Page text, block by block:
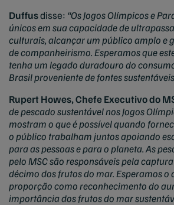
Duffusdisse: “Os Jogos Olímpicos e
únicos em sua capacidade de
culturais, alcançar um público amplo e
de companheirismo. Esperamos que
tenha um legado duradouro do
Brasil proveniente de fontes
Rupert Howes, Chefe Executivo do
de pescado sustentável nos Jogos
mostram o que é possível quando
o público trabalham juntos apoiando
para as pessoas e para o planeta. As
pelo MSC são responsáveis pela
décimo dos frutos do mar. Esperamos o
proporção como reconhecimento do
importância dos frutos do mar